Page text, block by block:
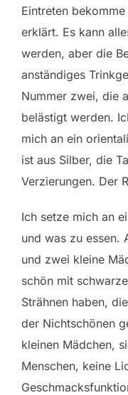
Eintreten
erklärt. Es kann
werden, aber die
anständiges
Nummer zwei, die
belästigt werden.
mich an ein
ist aus Silber, die
Verzierungen. Der
Ich setze mich an
und was zu essen.
und zwei kleine
schön mit
Strähnen haben,
der Nichtschönen
kleinen Mädchen,
Menschen, keine